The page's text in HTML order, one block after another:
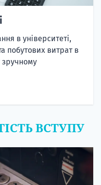
в університеті,
побутових витрат в
зручному
ВСТУПУ